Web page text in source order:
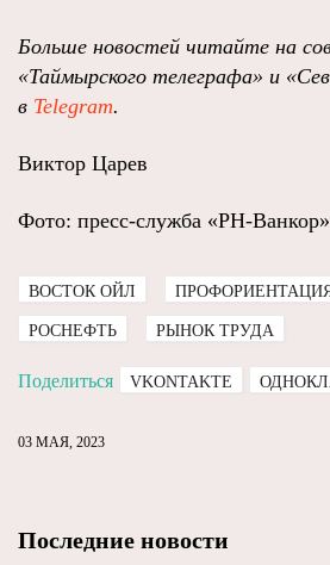
Больше новостей читайте на
«Таймырского телеграфа» и
в Telegram.
Виктор Царев
Фото: пресс-служба «РН-Ванкор»
ВОСТОК ОЙЛ
РОСНЕФТЬ РЫНОК ТРУДА
Поделиться VKONTAKTE
03 МАЯ, 2023
Последние новости